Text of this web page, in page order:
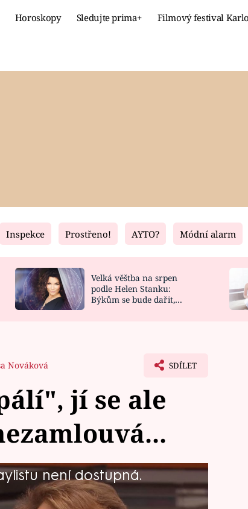
Horoskopy Sledujte prima+ Filmový festival
Fresh
NOVINKY
VIDEORECEPTY
Living
DESIGN
Inspekce Prostřeno! AYTO? Módní alarm
Velká věštba na srpen
podle Helen Stanku:
Býkům se bude dařit,
Nováková SDÍLET
jí se ale
není dostupná.
se spolu setkali, když na
vzteklinou neregistrovaným